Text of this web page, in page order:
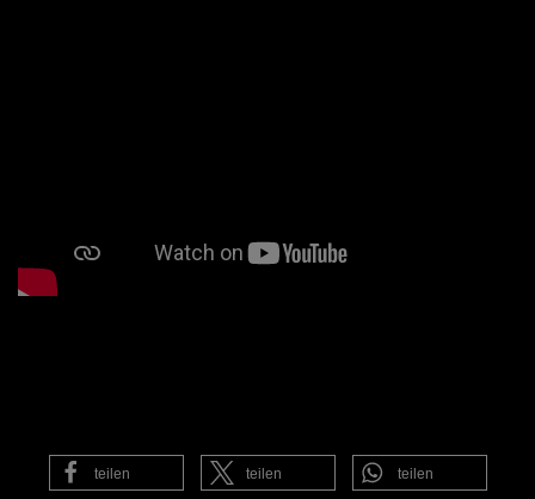
teilen teilen teilen